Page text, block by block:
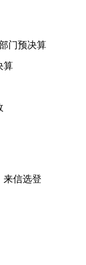
门预决算
算
来信选登